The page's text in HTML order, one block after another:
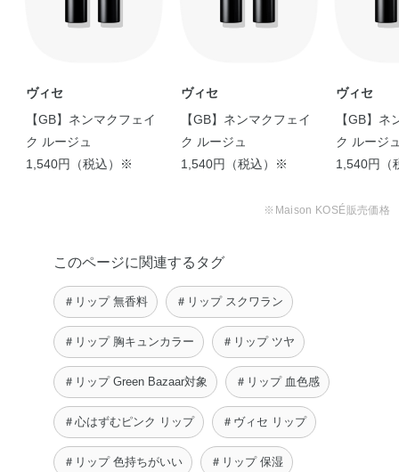
ージュ 限定色】 …
urara
ヴィセ
【GB】ネンマクフェイ
ク ルージュ
1,540円（税込）※
ヴィセ
【GB】ネンマクフェイ
ク ルージュ
1,540円（税込）※
ヴィセ
【GB】ネ
ク ルージ
1,540円（
※Maison KOSÉ販売価格
このページに関連するタグ
＃リップ 無香料 ＃リップ スクワラン
＃リップ 胸キュンカラー ＃リップ ツヤ
＃リップ Green Bazaar対象 ＃リップ 血色感
＃心はずむピンク リップ ＃ヴィセ リップ
＃リップ 色持ちがいい ＃リップ 保湿